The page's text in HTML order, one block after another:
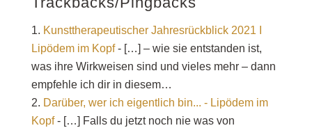
Kunsttherapeutischer Jahresrückblick 2021 I
Lipödem im Kopf- […] – wie sie entstanden ist,
was ihre Wirkweisen sind und vieles mehr – dann
empfehle ich dir in diesem…
Darüber, wer ich eigentlich bin... - Lipödem im
Kopf- […] Falls du jetzt noch nie was von